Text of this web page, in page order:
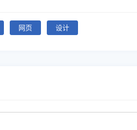
网页 设计